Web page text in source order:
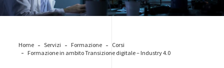
Home Servizi Formazione
Corsi
Formazione in ambito Transizione digitale – Industry 4.0